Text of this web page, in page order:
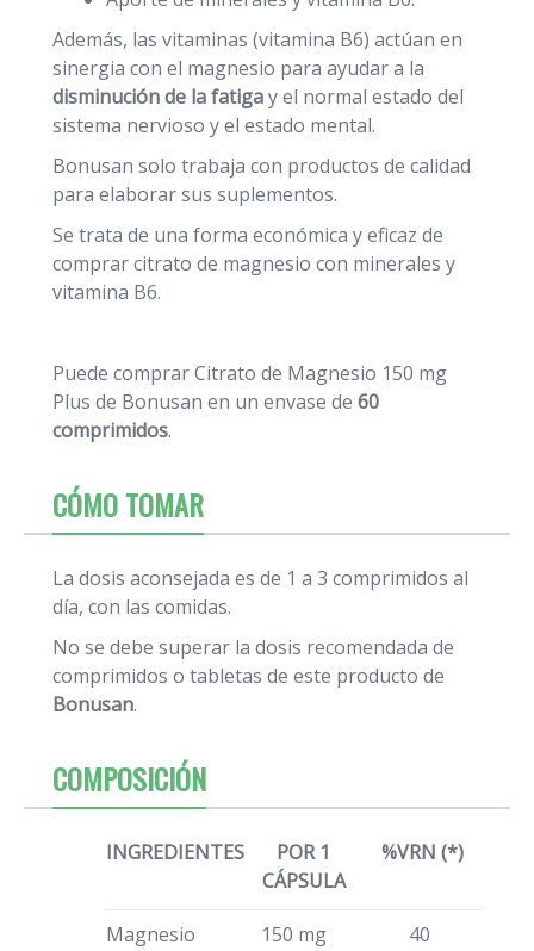
Además, las vitaminas (vitamina B6) actúan en
sinergia con el magnesio para ayudar a la
disminución de la fatigay el normal estado del
sistema nervioso y el estado mental.
Bonusan solo trabaja con productos de calidad
para elaborar sus suplementos.
Se trata de una forma económica y eficaz de
comprar citrato de magnesio con minerales y
vitamina B6.
Puede comprar Citrato de Magnesio 150 mg
Plus de Bonusan en un envase de 60
comprimidos.
CÓMO TOMAR
La dosis aconsejada es de 1 a 3 comprimidos al
día, con las comidas.
No se debe superar la dosis recomendada de
comprimidos o tabletas de este producto de
Bonusan.
COMPOSICIÓN
INGREDIENTES
POR 1
CÁPSULA
%VRN (*)
Magnesio
150 mg 40